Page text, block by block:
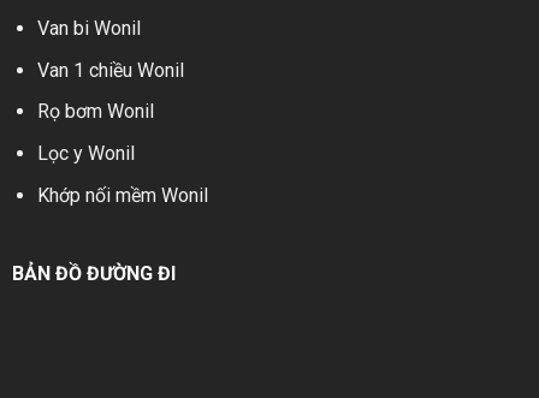
Van bi Wonil
Van 1 chiều Wonil
Rọ bơm Wonil
Lọc y Wonil
Khớp nối mềm Wonil
BẢN ĐỒ ĐƯỜNG ĐI